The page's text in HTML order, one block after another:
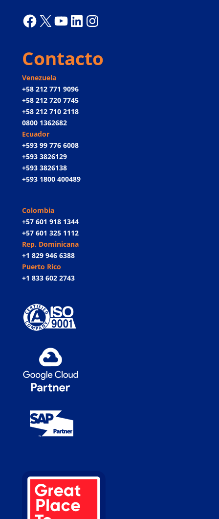
Facebook
X YouTube
LinkedIn
Instagram
Contacto
Venezuela
+58 212 771 9096
+58 212 720 7745
+58 212 710 2118
0800 1362682
Ecuador
+593 99 776 6008
+593 3826129
+593 3826138
+593 1800 400489
Colombia
+57 601 918 1344
+57 601 325 1112
Rep. Dominicana
+1 829 946 6388
Puerto Rico
+1 833 602 2743